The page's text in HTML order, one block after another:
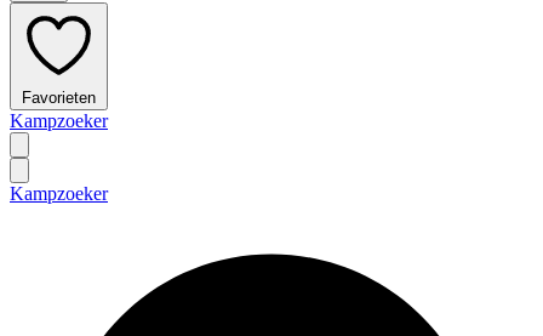
Favorieten
Kampzoeker
Kampzoeker